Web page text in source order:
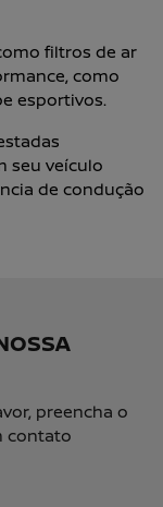
filtros de ar
como
esportivos.
seu veículo
de condução
preencha o
contato